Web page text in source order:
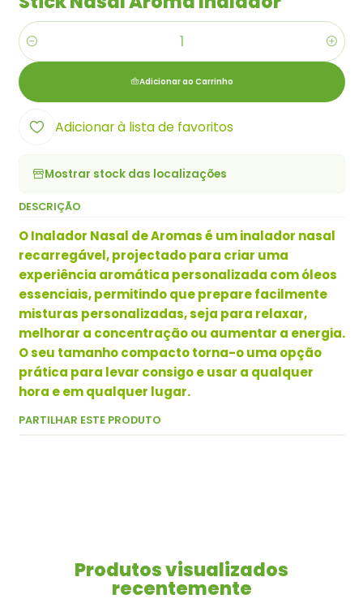
Quantidade
Adicionar ao Carrinho
Adicionar à lista de favoritos
Mostrar stock das localizações
DESCRIÇÃO
O Inalador Nasal de Aromas é um inalador nasal
recarregável, projectado para criar uma
experiência aromática personalizada com óleos
essenciais, permitindo que prepare facilmente
misturas personalizadas, seja para relaxar,
melhorar a concentração ou aumentar a energia.
O seu tamanho compacto torna-o uma opção
prática para levar consigo e usar a qualquer
hora e em qualquer lugar.
PARTILHAR ESTE PRODUTO
Produtos visualizados
recentemente